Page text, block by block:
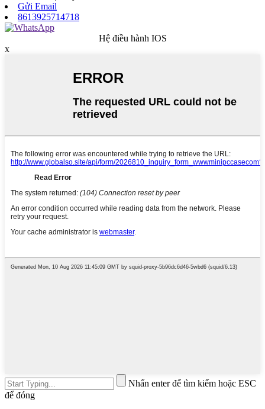
Gửi Email
8613925714718
Hệ điều hành IOS
x
Nhấn enter để tìm kiếm hoặc ESC
để đóng